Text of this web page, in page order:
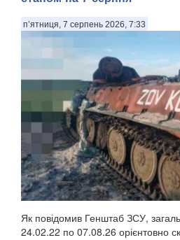
п’ятниця, 7 серпень 2026, 7:33
Як повідомив Генштаб ЗСУ,
24.02.22 по 07.08.26 орієнтовно